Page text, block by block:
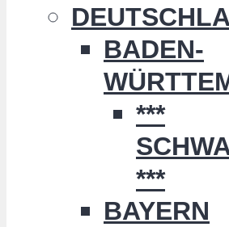
BADEN-
***
***
BAYERN